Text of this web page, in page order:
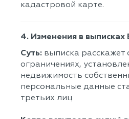
кадастровой карте.
4. Изменения в выписках
Суть: выписка расскажет
ограничениях,
недвижимость
персональные данные
третьих лиц